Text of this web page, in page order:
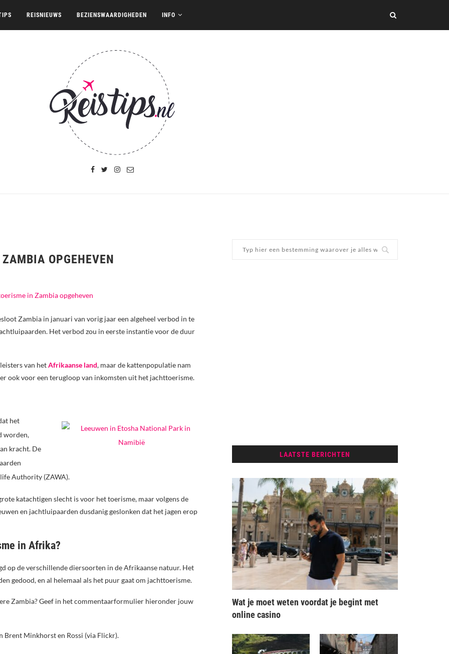
REISNIEUWS BEZIENSWAARDIGHEDEN INFO
OPGEHEVEN
Zambia in januari van vorig jaar een algeheel verbod in te
Het verbod zou in eerste instantie voor de duur
van hetAfrikaanse land, maar de kattenpopulatie nam
ook voor een terugloop van inkomsten uit het jachttoerisme.
het
worden,
kracht. De
Authority (ZAWA).
katachtigen slecht is voor het toerisme, maar volgens de
en jachtluipaarden dusdanig geslonken dat het jagen erop
in Afrika?
op de verschillende diersoorten in de Afrikaanse natuur. Het
gedood, en al helemaal als het puur gaat om jachttoerisme.
Zambia? Geef in het commentaarformulier hieronder jouw
Brent Minkhorst en Rossi (via Flickr).
LAATSTE BERICHTEN
Wat je moet weten voordat je begint met
online casino